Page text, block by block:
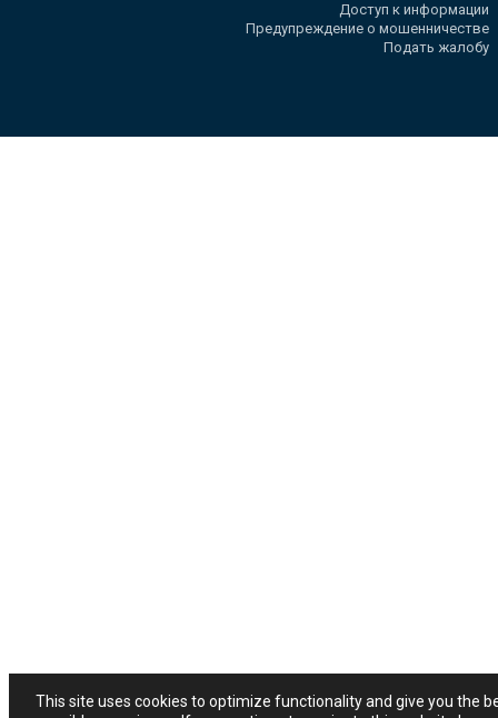
Доступ к информации
Предупреждение о мошенничестве
Подать жалобу
This site uses cookies to optimize functionality and give you the